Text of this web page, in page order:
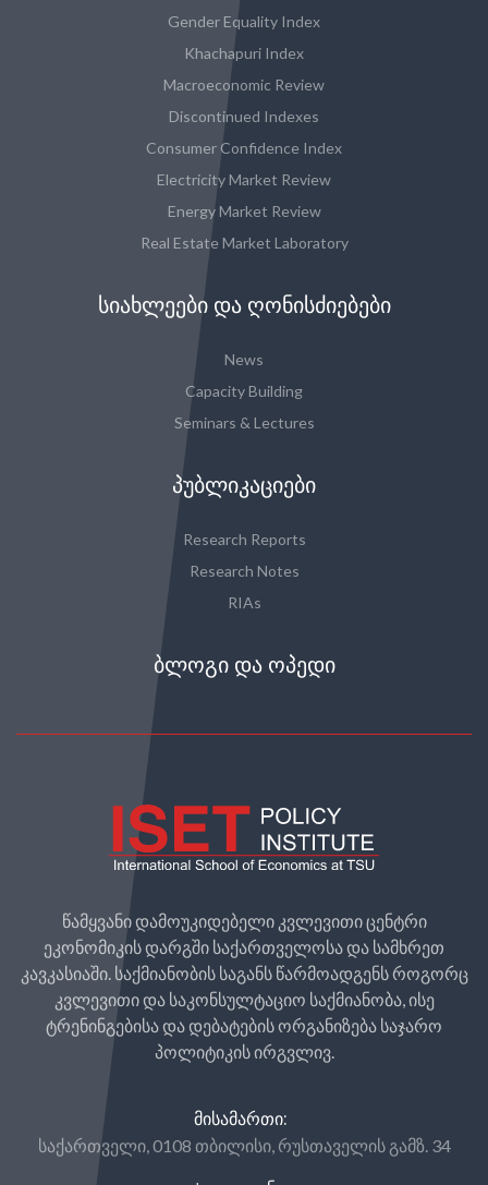
Gender Equality Index
Khachapuri Index
Macroeconomic Review
Discontinued Indexes
Consumer Confidence Index
Electricity Market Review
Energy Market Review
Real Estate Market Laboratory
ᲡᲘᲐᲮᲚᲔᲔᲑᲘ ᲓᲐ ᲦᲝᲜᲘᲡᲫᲘᲔᲑᲔᲑᲘ
News
Capacity Building
Seminars & Lectures
ᲞᲣᲑᲚᲘᲙᲐᲪᲘᲔᲑᲘ
Research Reports
Research Notes
RIAs
ᲑᲚᲝᲒᲘ ᲓᲐ ᲝᲞᲔᲓᲘ
წამყვანი დამოუკიდებელი კვლევითი ცენტრი
ეკონომიკის დარგში საქართველოსა და სამხრეთ
კავკასიაში. საქმიანობის საგანს წარმოადგენს როგორც
კვლევითი და საკონსულტაციო საქმიანობა, ისე
ტრენინგებისა და დებატების ორგანიზება საჯარო
პოლიტიკის ირგვლივ.
ᲛᲘᲡᲐᲛᲐᲠᲗᲘ:
საქართველი, 0108 თბილისი, რუსთაველის გამზ. 34